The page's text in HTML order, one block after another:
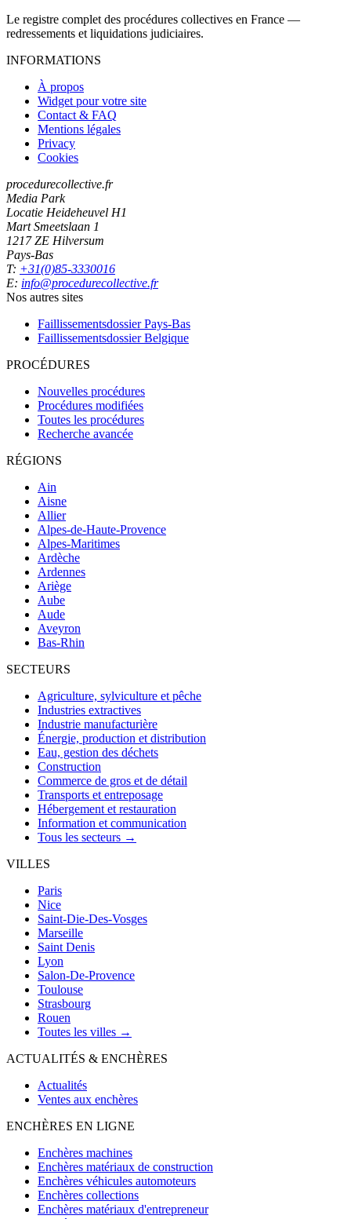
Le registre complet des procédures collectives en France —
redressements et liquidations judiciaires.
INFORMATIONS
À propos
Widget pour votre site
Contact & FAQ
Mentions légales
Privacy
Cookies
procedurecollective.fr
Media Park
Locatie Heideheuvel H1
Mart Smeetslaan 1
1217 ZE Hilversum
Pays-Bas
T: +31(0)85-3330016
E: info@procedurecollective.fr
Nos autres sites
Faillissementsdossier Pays-Bas
Faillissementsdossier Belgique
PROCÉDURES
Nouvelles procédures
Procédures modifiées
Toutes les procédures
Recherche avancée
RÉGIONS
Ain
Aisne
Allier
Alpes-de-Haute-Provence
Alpes-Maritimes
Ardèche
Ardennes
Ariège
Aube
Aude
Aveyron
Bas-Rhin
SECTEURS
Agriculture, sylviculture et pêche
Industries extractives
Industrie manufacturière
Énergie, production et distribution
Eau, gestion des déchets
Construction
Commerce de gros et de détail
Transports et entreposage
Hébergement et restauration
Information et communication
Tous les secteurs →
VILLES
Paris
Nice
Saint-Die-Des-Vosges
Marseille
Saint Denis
Lyon
Salon-De-Provence
Toulouse
Strasbourg
Rouen
Toutes les villes →
ACTUALITÉS & ENCHÈRES
Actualités
Ventes aux enchères
ENCHÈRES EN LIGNE
Enchères machines
Enchères matériaux de construction
Enchères véhicules automoteurs
Enchères collections
Enchères matériaux d'entrepreneur